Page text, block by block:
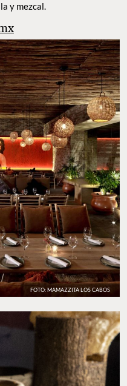
y mezcal.
FOTO: MAMAZZITA LOS CABOS